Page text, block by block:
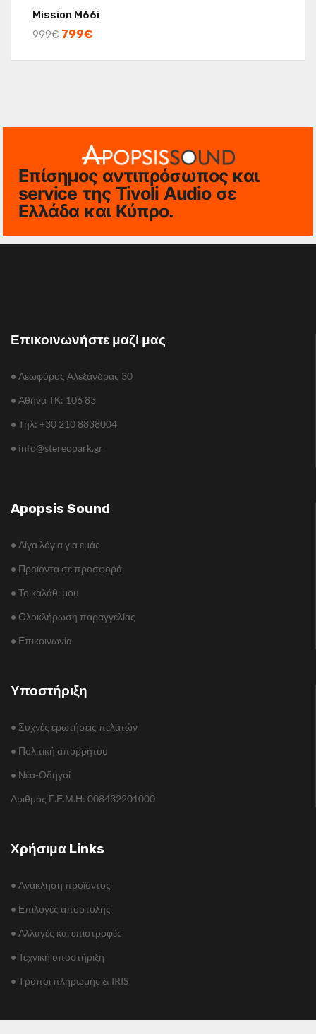
Mission M66i
999€ 799€
Επίσημος αντιπρόσωπος και
service της Tivoli Audio σε
Ελλάδα και Κύπρο.
Επικοινωνήστε μαζί μας
• Λεωφόρος Αλεξάνδρας 30
• Αθήνα TΚ: 106 83
• Τηλ: +30 210 8838004
• info@stereopark.gr
Apopsis Sound
• Λίγα λόγια για εμάς
• Προϊόντα σε προσφορά
• Το καλάθι μου
• Ολοκλήρωση παραγγελίας
• Επικοινωνία
Υποστήριξη
• Συχνές ερωτήσεις πελατών
• Πολιτική απορρήτου
• Νέα-Οδηγοί
Αριθμός Γ.Ε.Μ.Η: 008432201000
Χρήσιμα Links
• Ανάκληση προϊόντος
• Επιλογές αποστολής
• Αλλαγές και επιστροφές
• Τεχνική υποστήριξη
• Τρόποι πληρωμής & IRIS